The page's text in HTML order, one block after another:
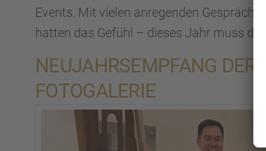
Events. Mit vielen anregen­den
hatten das Gefühl – dieses Jahr muss
NEUJAHRS­EMP­FANG DER
FOTOGA­LE­RIE